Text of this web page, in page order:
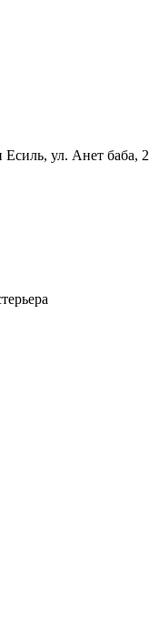
Есиль, ул. Анет баба, 2